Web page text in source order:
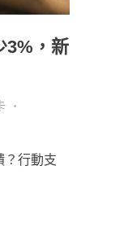
3%，新
？行動支